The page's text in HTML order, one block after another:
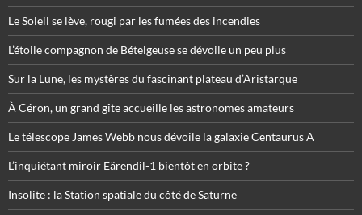
Le Soleil se lève, rougi par les fumées des incendies
L’étoile compagnon de Bételgeuse se dévoile un peu plus
Sur la Lune, les mystères du fascinant plateau d’Aristarque
À Céron, un grand gîte accueille les astronomes amateurs
Le télescope James Webb nous dévoile la galaxie Centaurus A
L’inquiétant miroir Eärendil-1 bientôt en orbite ?
Insolite : la Station spatiale du côté de Saturne